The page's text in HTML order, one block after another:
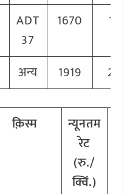
ADT
37
1670
अन्य 1919
क़िस्म
न्यूनतम
रेट
(रु./
क्विं.)